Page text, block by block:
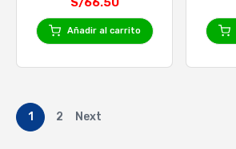
Añadir al carrito
1 2 Next